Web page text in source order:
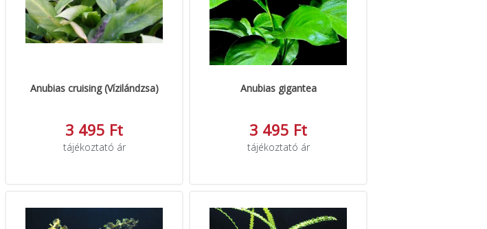
Anubias cruising (Vízilándzsa)
3 495 Ft
tájékoztató ár
Anubias gigantea
3 495 Ft
tájékoztató ár